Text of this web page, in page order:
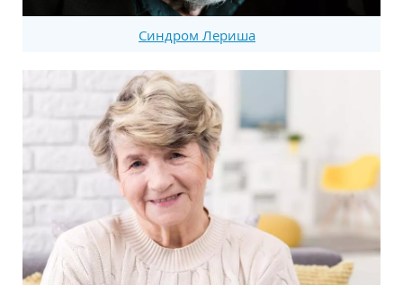
Синдром Лериша